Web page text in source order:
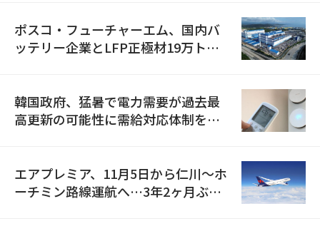
ポスコ・フューチャーエム、国内バ
ッテリー企業とLFP正極材19万トン
韓国政府、猛暑で電力需要が過去最
高更新の可能性に需給対応体制を点
エアプレミア、11月5日から仁川〜ホ
ーチミン路線運航へ…3年2ヶ月ぶり